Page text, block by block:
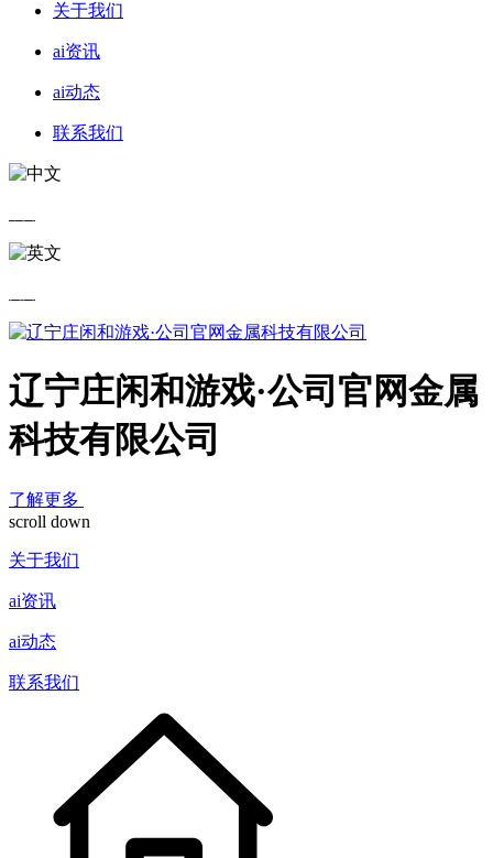
关于我们
ai资讯
ai动态
联系我们
辽宁庄闲和游戏·公司官网金属
科技有限公司
了解更多
scroll down
关于我们
ai资讯
ai动态
联系我们